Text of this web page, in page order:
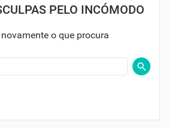
PELO INCÓMODO
o que procura